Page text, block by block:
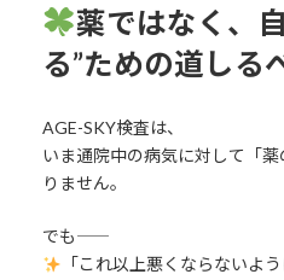
薬ではなく、
る”ための道しる
AGE-SKY検査は、
いま通院中の病気に対して「
りません。
でも――
「これ以上悪くならないよう